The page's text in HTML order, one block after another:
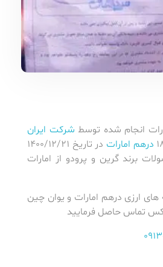
انجام شده توسط شرکت ایران
درهم امارات
در تاریخ 1400/12/21
برند گرین و پرودو از امارات
های ارزی درهم امارات و یوان چین
تماس حاصل فرمایید